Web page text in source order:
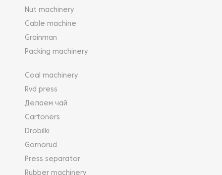
Nut machinery
Cable machine
Grainman
Packing machinery
Coal machinery
Rvd press
Делаем чай
Cartoners
Drobilki
Gornorud
Press separator
Rubber machinery